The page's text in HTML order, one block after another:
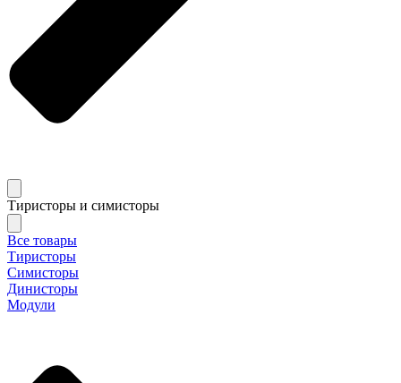
Тиристоры и симисторы
Все товары
Тиристоры
Симисторы
Динисторы
Модули